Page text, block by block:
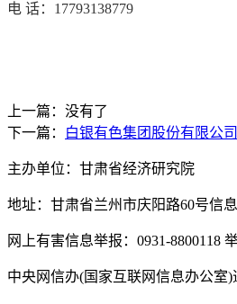
电 话： 17793138779
上一篇：没有了
下一篇：
白银有色集团股份有限公
主办单位：甘肃省经济研究院
地址：甘肃省兰州市庆阳路60号信
网上有害信息举报：0931-8800118
中央网信办(国家互联网信息办公室